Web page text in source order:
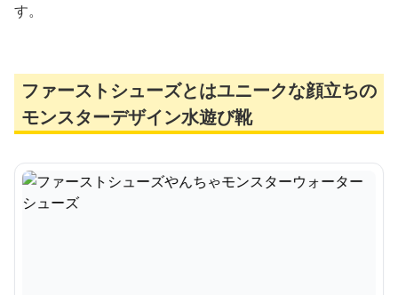
す。
ファーストシューズとはユニークな顔立ちの
モンスターデザイン水遊び靴